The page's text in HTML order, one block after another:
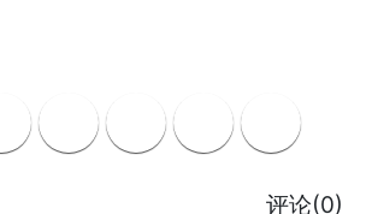
评论(0)